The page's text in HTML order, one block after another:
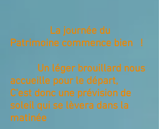
La journée du
Patrimoine commence bien !
Un léger brouillard nous
accueille pour le départ,
C'est donc une prévision de
soleil qui se lèvera dans la
matinée